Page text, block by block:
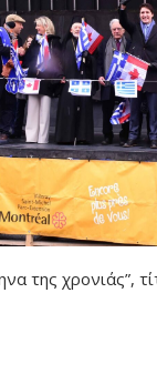
της χρονιάς”,